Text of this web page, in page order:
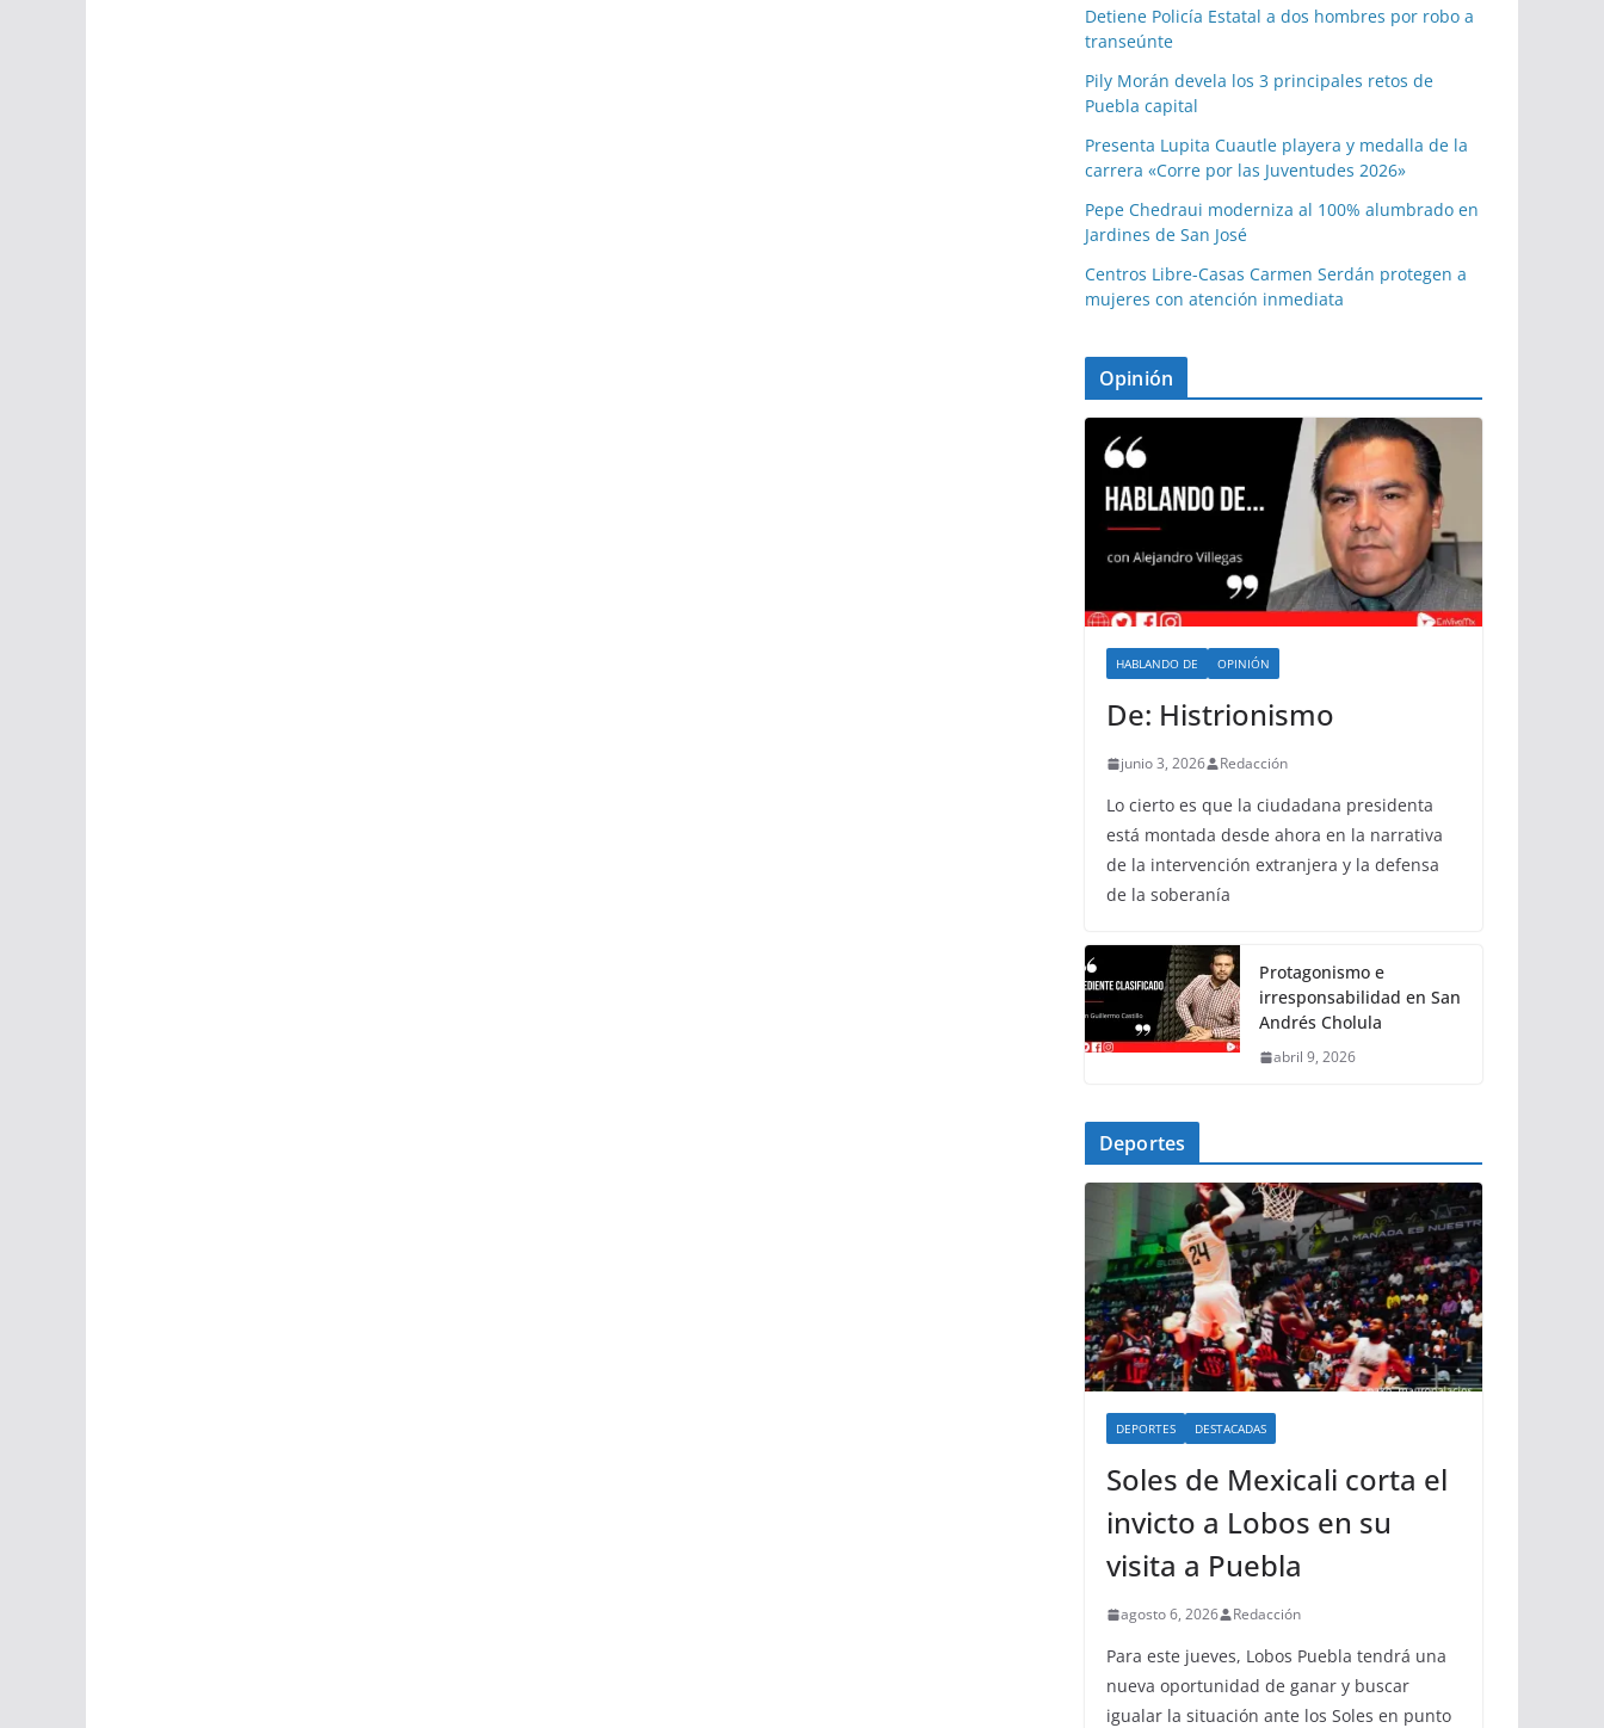
Detiene Policía Estatal a dos hombres por robo a
transeúnte
Pily Morán devela los 3 principales retos de
Puebla capital
Presenta Lupita Cuautle playera y medalla de la
carrera «Corre por las Juventudes 2026»
Pepe Chedraui moderniza al 100% alumbrado en
Jardines de San José
Centros Libre-Casas Carmen Serdán protegen a
mujeres con atención inmediata
Opinión
HABLANDO DE OPINIÓN
De: Histrionismo
junio 3, 2026 Redacción
Lo cierto es que la ciudadana presidenta
está montada desde ahora en la narrativa
de la intervención extranjera y la defensa
de la soberanía
Protagonismo e
irresponsabilidad en San
Andrés Cholula
abril 9, 2026
Deportes
DEPORTES DESTACADAS
Soles de Mexicali corta el
invicto a Lobos en su
visita a Puebla
agosto 6, 2026 Redacción
Para este jueves, Lobos Puebla tendrá una
nueva oportunidad de ganar y buscar
igualar la situación ante los Soles en punto